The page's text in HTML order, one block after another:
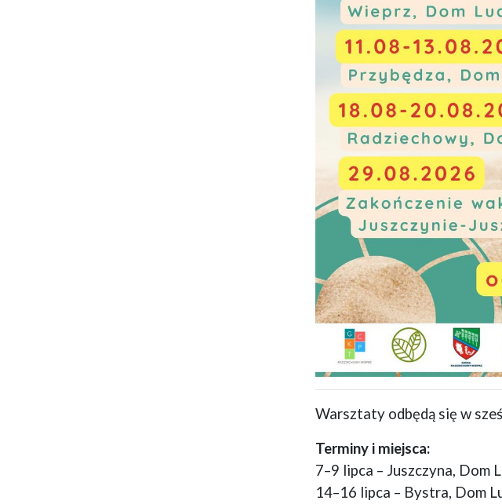
Warsztaty odbędą się w
Terminy i miejsca:
7–9 lipca – Juszczyna, Dom
14–16 lipca – Bystra, Dom